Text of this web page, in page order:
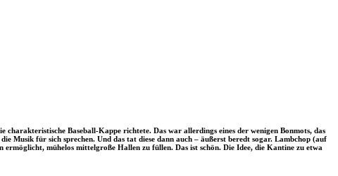
Baseball-Kappe richtete. Das war allerdings eines der wenigen Bonmots, das
Musik für sich sprechen. Und das tat diese dann auch – äußerst beredt sogar. Lambchop (auf
mühelos mittelgroße Hallen zu füllen. Das ist schön. Die Idee, die Kantine zu etwa